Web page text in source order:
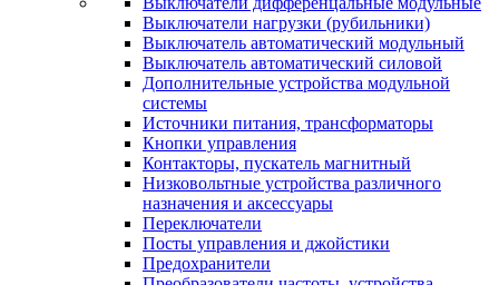
Выключатели нагрузки (рубильники)
Выключатель автоматический модульный
Выключатель автоматический силовой
Дополнительные устройства модульной
системы
Источники питания, трансформаторы
Кнопки управления
Контакторы, пускатель магнитный
Низковольтные устройства различного
назначения и аксессуары
Переключатели
Посты управления и джойстики
Предохранители